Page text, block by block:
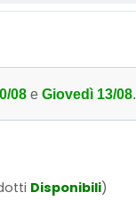
08e Giovedì 13/08.
Disponibili)